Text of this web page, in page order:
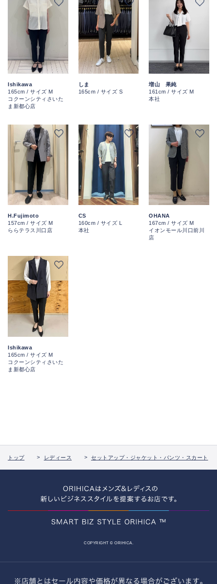
Ishikawa
165cm / サイズ M
コクーンシティさいた
ま新都心店
しま
165cm / サイズ S
増山 果純
161cm / サイズ M
本社
H.Fujimoto
157cm / サイズ M
ららテラス川口店
CS
160cm / サイズ L
本社
OHANA
167cm / サイズ M
イオンモール川口前川
店
Ishikawa
165cm / サイズ M
コクーンシティさいた
ま新都心店
トップ レディース セットアップ・ジャケット・パンツ・スカート
COPYRIGHT © ORIHICA.